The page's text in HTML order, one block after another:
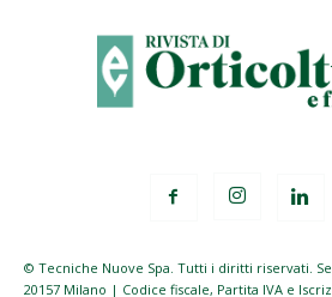
© Tecniche Nuove Spa. Tutti i diritti riservati.
20157 Milano | Codice fiscale, Partita IVA e